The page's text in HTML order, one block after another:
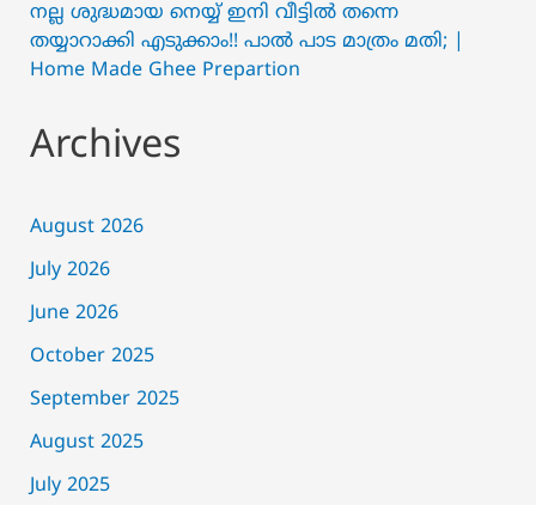
നല്ല ശുദ്ധമായ നെയ്യ് ഇനി വീട്ടിൽ തന്നെ
തയ്യാറാക്കി എടുക്കാം!! പാൽ പാട മാത്രം മതി; |
Home Made Ghee Prepartion
Archives
August 2026
July 2026
June 2026
October 2025
September 2025
August 2025
July 2025